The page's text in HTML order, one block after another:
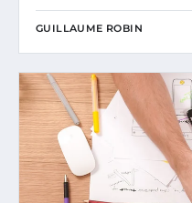
GUILLAUME ROBIN